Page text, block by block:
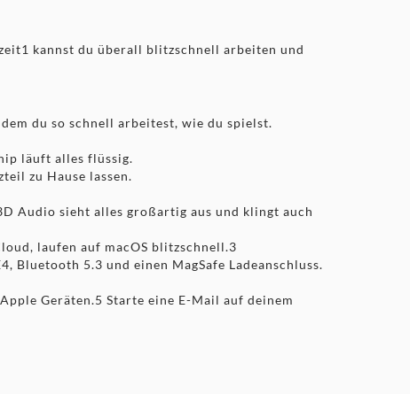
kannst du überall blitzschnell arbeiten und
du so schnell arbeitest, wie du spielst.
läuft alles flüssig.
zu Hause lassen.
Audio sieht alles großartig aus und klingt auch
laufen auf macOS blitzschnell.3
Bluetooth 5.3 und einen MagSafe Ladeanschluss.
Geräten.5 Starte eine E-Mail auf deinem